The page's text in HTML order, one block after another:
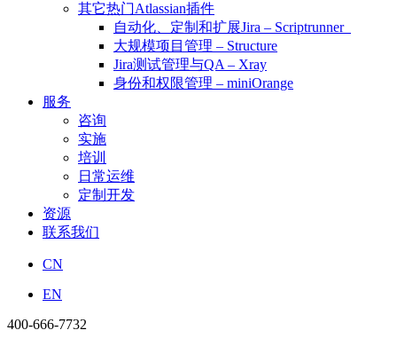
其它热门Atlassian插件
自动化、定制和扩展Jira – Scriptrunner
大规模项目管理 – Structure
Jira测试管理与QA – Xray
身份和权限管理 – miniOrange
服务
咨询
实施
培训
日常运维
定制开发
资源
联系我们
CN
EN
400-666-7732